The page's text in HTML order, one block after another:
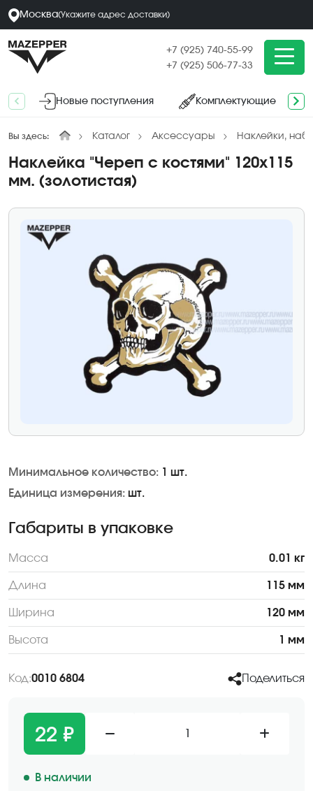
Москва(Укажите адрес доставки)
+7 (925) 740-55-99
+7 (925) 506-77-33
Новые поступления Комплектующие
Вы здесь: Каталог Аксессуары Наклейки,
Наклейка "Череп с костями" 120х115
мм. (золотистая)
Минимальное количество: 1 шт.
Единица измерения: шт.
Габариты в упаковке
Масса 0.01 кг
Длина 115 мм
Ширина 120 мм
Высота 1 мм
Код:0010 6804 Поделиться
22 ₽
В наличии